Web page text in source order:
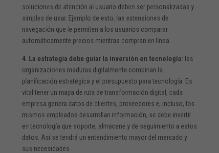
soluciones de atención al usuario deben ser personalizadas y
simples de usar. Ejemplo de esto, las extensiones de
navegación que le permiten a los usuarios comparar
automáticamente precios mientras compran en línea.
4. La estrategia debe guiar la inversión en tecnología: las
organizaciones maduras digitalmente combinan la
planificación estratégica y el presupuesto para tecnología. Es
vital tener un mapa de ruta de transformación digital, cada
empresa genera datos de clientes, proveedores e, incluso, los
mismos empleados desarrollan información, se debe invertir
en tecnología que soporte, almacene y de seguimiento a estos
datos. Así se tendrá un entendimiento mayor del mercado y
sus necesidades.